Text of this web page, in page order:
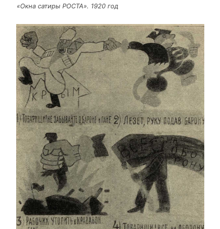
«Окна сати­ры РОСТА». 1920 год